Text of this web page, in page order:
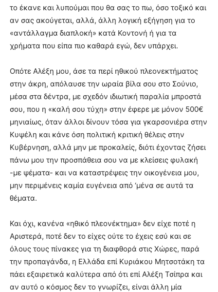
το έκανε και λυπούμαι που θα σας το πω, όσο τοξικό και
αν σας ακούγεται, αλλά, άλλη λογική εξήγηση για το
«αντάλλαγμα διαπλοκή» κατά Κοντονή ή για τα
χρήματα που είπα πιο καθαρά εγώ, δεν υπάρχει.
Οπότε Αλέξη μου, άσε τα περί ηθικού πλεονεκτήματος
στην άκρη, απόλαυσε την ωραία βίλα σου στο Σούνιο,
μέσα στα δέντρα, με σχεδόν ιδιωτική παραλία μπροστά
σου, που η «καλή σου τύχη» στην έφερε με μόνον 500€
μηνιαίως, όταν άλλοι δίνουν τόσα για γκαρσονιέρα στην
Κυψέλη και κάνε όση πολιτική κριτική θέλεις στην
Κυβέρνηση, αλλά μην με προκαλείς, διότι έχοντας ζήσει
πάνω μου την προσπάθεια σου να με κλείσεις φυλακή
-με ψέματα- και να καταστρέψεις την οικογένεια μου,
μην περιμένεις καμία ευγένεια από ‘μένα σε αυτά τα
θέματα.
Και όχι, κανένα «ηθικό πλεονέκτημα» δεν είχε ποτέ η
Αριστερά, ποτέ δεν το είχες ούτε το έχεις εσύ και σε
όλους τους πίνακες για τη διαφθορά στις Χώρες, παρά
την προπαγάνδα, η Ελλάδα επί Κυριάκου Μητσοτάκη τα
πάει εξαιρετικά καλύτερα από ότι επί Αλέξη Τσίπρα και
αν αυτό ο κόσμος δεν το γνωρίζει, είναι άλλη μία